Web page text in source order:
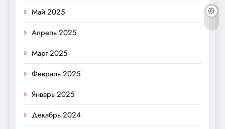
Май 2025
Апрель 2025
Март 2025
Февраль 2025
Январь 2025
Декабрь 2024